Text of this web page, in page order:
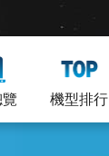
機型排行